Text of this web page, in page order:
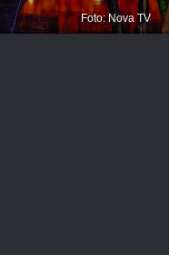
Foto: Nova TV